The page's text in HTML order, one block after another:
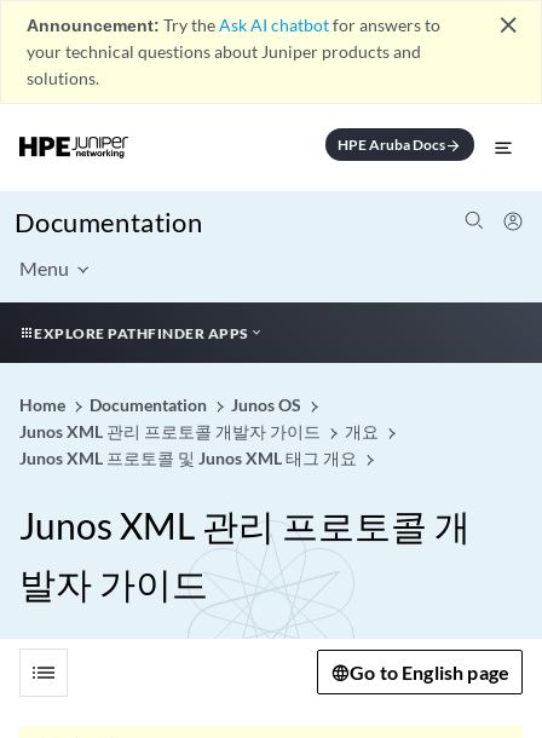
Announcement: Try theAsk AI chatbotfor answers to
your technical questions about Juniper products and
solutions.
close
HPE Aruba Docsarrow_forward
Documentation
Menu
EXPLORE PATHFINDER APPS
Home Documentation
Junos OS
Junos XML 관리 프로토콜 개발자 가이드
개요
Junos XML 프로토콜 및 Junos XML 태그 개요
Junos XML 관리 프로토콜 개
발자 가이드
list Go to English page